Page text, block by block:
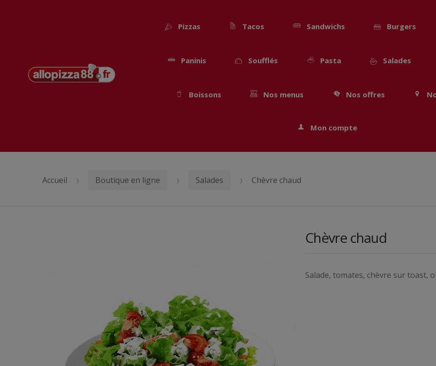
Passer
Aller
Pizzas Tacos Sandwichs Burgers
Paninis Soufflés Pasta Salades
Boissons Nos menus Nos offres
Mon compte
Accueil Boutique en ligne Salades Chèvre chaud
Chèvre chaud
Salade, tomates, chèvre sur toast,